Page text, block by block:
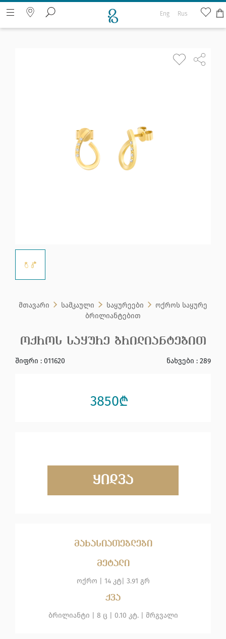
Eng Rus
მთავარი სამკაული საყურეები
ოქროს საყურე
ბრილიანტებით
ოქროს საყურე ბრილიანტებით
შიფრი : 011620 ნახვები : 289
3850₾
ყიდვა
მახასიათებლები
მეტალი
ოქრო | 14 კტ| 3.91 გრ
ქვა
ბრილიანტი | 8 ც | 0.10 კტ. | მრგვალი